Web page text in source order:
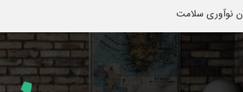
نوآوری سلامت